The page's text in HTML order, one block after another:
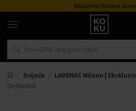
Besplatna dostava za sve
Originalni
parfemi
satovi
na
mjestu
Svijeće
LADENAC Milano |
De Madrid